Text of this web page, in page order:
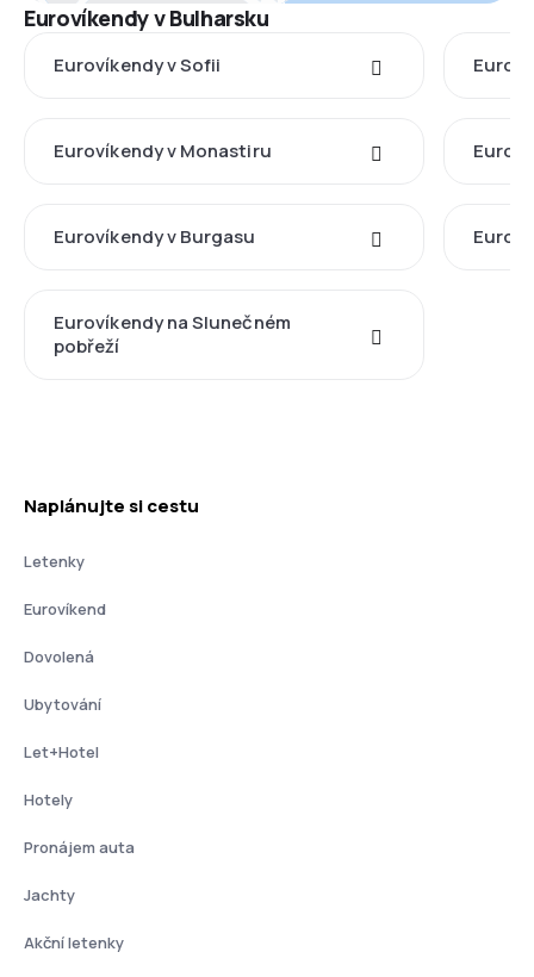
Eurovíkendy v Bulharsku
Eurovíkendy v Sofii
Eurovíkendy v Monastiru
Eurovíkendy v Burgasu
Eurovíkendy na Slunečném
pobřeží
Naplánujte si cestu
Letenky
Eurovíkend
Dovolená
Ubytování
Let+Hotel
Hotely
Pronájem auta
Jachty
Akční letenky